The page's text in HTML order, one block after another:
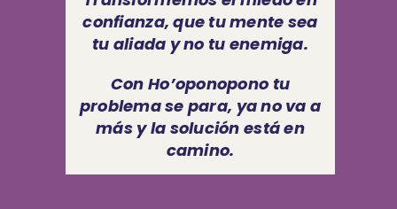
confianza, que tu mente sea
tu aliada y no tu enemiga.
Con Ho’oponopono tu
problema se para, ya no va a
más y la solución está en
camino.